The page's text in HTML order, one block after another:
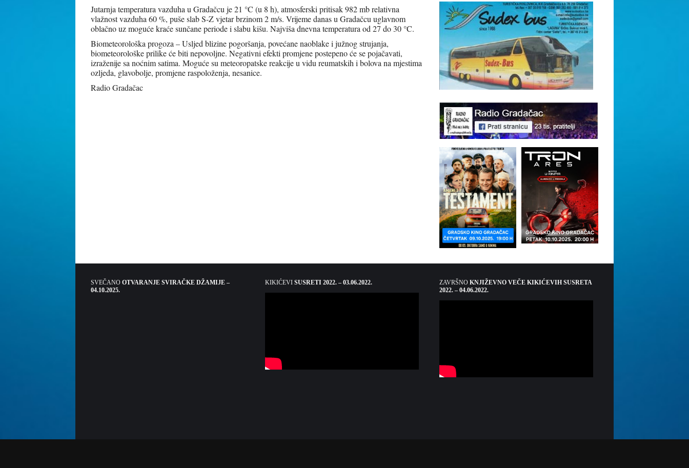
Jutarnja temperatura vazduha u Gradačcu je 21 °C (u 8 h), atmosferski pritisak 982 mb relativna
vlažnost vazduha 60 %, puše slab S-Z vjetar brzinom 2 m/s. Vrijeme danas u Gradačcu uglavnom
oblačno uz moguće kraće sunčane periode i slabu kišu. Najviša dnevna temperatura od 27 do 30 °C.
Biometeorološka progoza – Usljed blizine pogoršanja, povećane naoblake i južnog strujanja,
biometeorološke prilike će biti nepovoljne. Negativni efekti promjene postepeno će se pojačavati,
izraženije sa noćnim satima. Moguće su meteoropatske reakcije u vidu reumatskih i bolova na mjestima
ozljeda, glavobolje, promjene raspoloženja, nesanice.
Radio Gradačac
SVEČANO OTVARANJE SVIRAČKE DŽAMIJE –
04.10.2025.
KIKIĆEVI SUSRETI 2022. – 03.06.2022. ZAVRŠNO KNJIŽEVNO VEČE KIKIĆEVIH SUSRETA
2022. – 04.06.2022.